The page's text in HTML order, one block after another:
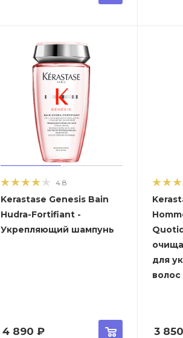
4.8
Kerastase Genesis Bain
Hudra-Fortifiant -
Укрепляющий шампунь
4 890 ₽
для
3 850